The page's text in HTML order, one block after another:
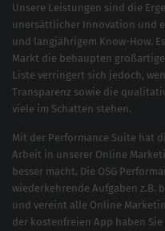
Unsere Leistungen sind die
unersättlicher Innovation und
und langjährigem Know-How.
Markt die behaupten
Liste verringert sich jedoch,
Transparenz sowie die
viele im Schatten stehen.
Mit der Performance Suite hat
Arbeit in unserer Online
besser macht. Die OSG
wiederkehrende Aufgaben z.B.
und vereint alle Online
der kostenfreien App haben